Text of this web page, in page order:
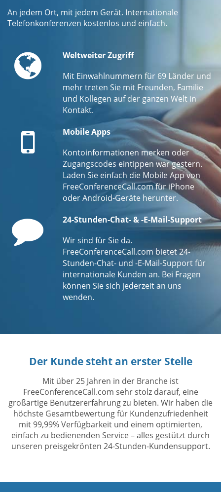
An jedem Ort, mit jedem Gerät. Internationale
Telefonkonferenzen kostenlos und einfach.
GlobeWeltweiter Zugriff
Mit Einwahlnummern für 69 Länder und
mehr treten Sie mit Freunden, Familie
und Kollegen auf der ganzen Welt in
Kontakt.
Mobile
Mobile Apps
Kontoinformationen merken oder
Zugangscodes eintippen war gestern.
Laden Sie einfach die Mobile App von
FreeConferenceCall.com für iPhone
oder Android-Geräte herunter.
Comment
24-Stunden-Chat- & -E-Mail-Support
Wir sind für Sie da.
FreeConferenceCall.com bietet 24-
Stunden-Chat- und -E-Mail-Support für
internationale Kunden an. Bei Fragen
können Sie sich jederzeit an uns
wenden.
Der Kunde steht an erster Stelle
Mit über 25 Jahren in der Branche ist
FreeConferenceCall.com sehr stolz darauf, eine
großartige Benutzererfahrung zu bieten. Wir haben die
höchste Gesamtbewertung für Kundenzufriedenheit
mit 99,99% Verfügbarkeit und einem optimierten,
einfach zu bedienenden Service – alles gestützt durch
unseren preisgekrönten 24-Stunden-Kundensupport.